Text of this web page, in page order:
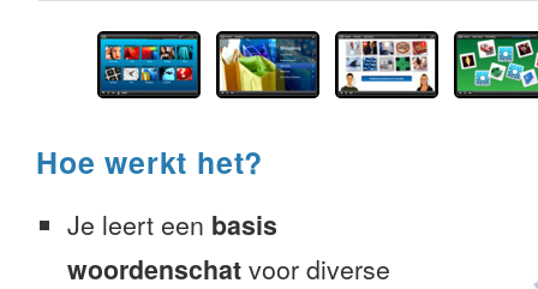
Hoe werkt het?
Je leert een basis
woordenschat voor diverse